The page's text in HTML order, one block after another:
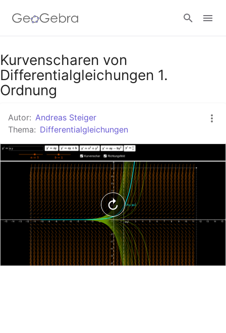
Google Classroom
GeoGebra Classroom
Anmelden
Kurvenscharen von
Differentialgleichungen 1.
Ordnung
Autor: Andreas Steiger
Thema: Differentialgleichungen